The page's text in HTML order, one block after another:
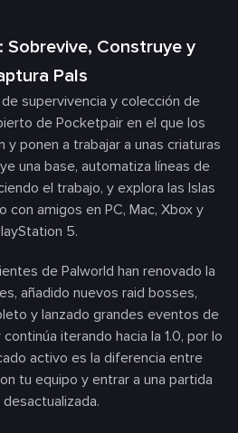
Sobrevive, Construye y
Pals
supervivencia y colección de
de Pocketpair en el que los
y ponen a trabajar a unas criaturas
una base, automatiza líneas de
el trabajo, y explora las Islas
con amigos en PC, Mac, Xbox y
5.
de Palworld han renovado la
añadido nuevos raid bosses,
y lanzado grandes eventos de
iterando hacia la 1.0, por lo
activo es la diferencia entre
tu equipo y entrar a una partida
desactualizada.